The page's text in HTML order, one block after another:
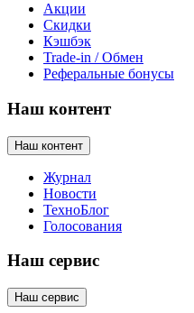
Акции
Скидки
Кэшбэк
Trade-in / Обмен
Реферальные бонусы
Наш контент
Наш контент
Журнал
Новости
ТехноБлог
Голосования
Наш сервис
Наш сервис